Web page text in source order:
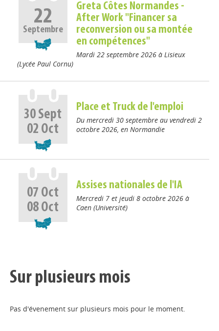
22
Septembre
Greta Côtes Normandes -
After Work "Financer sa
reconversion ou sa montée
en compétences"
Mardi 22 septembre 2026 à Lisieux
(Lycée Paul Cornu)
30 Sept
02 Oct
Place et Truck de l'emploi
Du mercredi 30 septembre au vendredi 2
octobre 2026, en Normandie
07 Oct
08 Oct
Assises nationales de l'IA
Mercredi 7 et jeudi 8 octobre 2026 à
Caen (Université)
Sur plusieurs mois
Pas d'évenement sur plusieurs mois pour le moment.